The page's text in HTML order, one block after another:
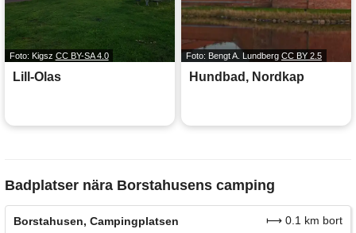
Foto: Kigsz CC BY-SA 4.0
Lill-Olas
Foto: Bengt A. Lundberg CC BY 2.5
Hundbad, Nordkap
Badplatser nära Borstahusens camping
Borstahusen, Campingplatsen
⟼ 0.1 km bort